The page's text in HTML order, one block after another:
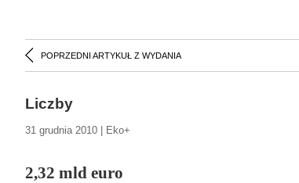
POPRZEDNI ARTYKUŁ Z WYDANIA
Liczby
31 grudnia 2010 | Eko+
2,32 mld euro